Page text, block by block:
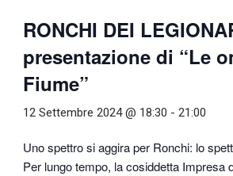
RONCHI DEI
presentazione di “Le
Fiume”
12 Settembre 2024 @ 18:30 -21:00
Uno spettro si aggira per Ronchi: lo
Per lungo tempo, la cosiddetta Impresa